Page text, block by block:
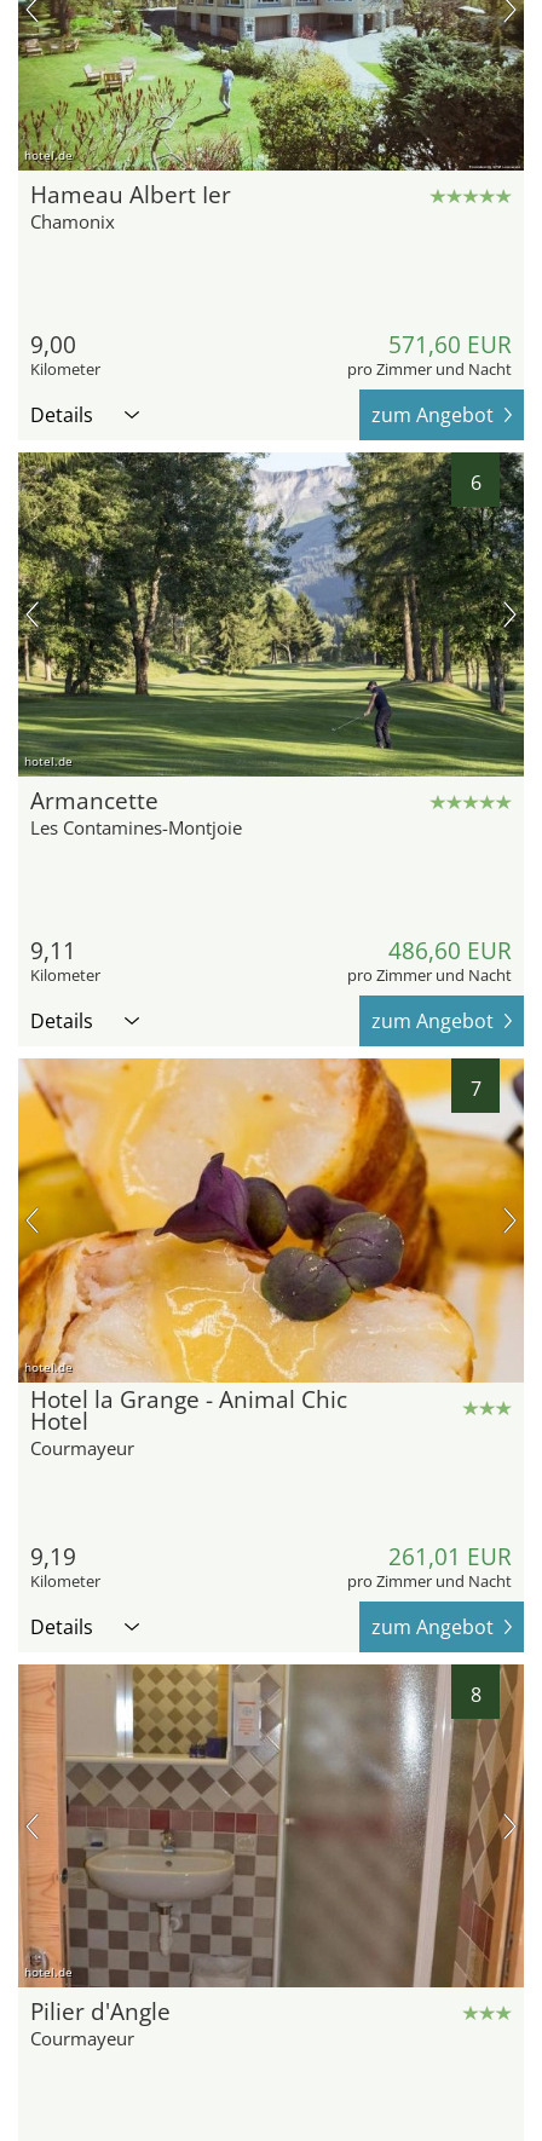
hotel.de
Hameau Albert Ier
Chamonix
9,00
Kilometer
571,60 EUR
pro Zimmer und Nacht
Details zum Angebot
6
hotel.de
Armancette
Les Contamines-Montjoie
9,11
Kilometer
486,60 EUR
pro Zimmer und Nacht
Details zum Angebot
7
hotel.de
Hotel la Grange - Animal Chic
Hotel
Courmayeur
9,19
Kilometer
261,01 EUR
pro Zimmer und Nacht
Details zum Angebot
8
hotel.de
Pilier d'Angle
Courmayeur